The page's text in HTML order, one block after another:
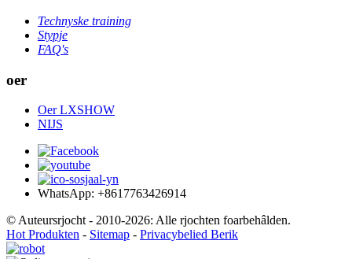
Technyske training
Stypje
FAQ's
oer
Oer LXSHOW
NIJS
WhatsApp: +8617763426914
© Auteursrjocht - 2010-2026: Alle rjochten foarbehâlden.
Hot Produkten - Sitemap - Privacybelied Berik